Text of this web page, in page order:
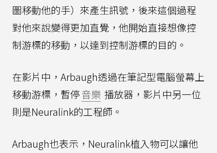
圖移動他的手）來產生訊號，後來這個過程
對他來說變得更加直覺，他開始直接想像控
制游標的移動，以達到控制游標的目的。
在影片中，Arbaugh透過在筆記型電腦螢幕上
移動游標，暫停音樂 播放器，影片中另一位
則是Neuralink的工程師。
Arbaugh也表示，Neuralink植入物可以讓他